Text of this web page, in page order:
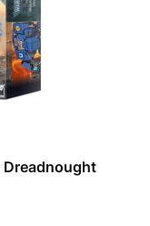
Dreadnought